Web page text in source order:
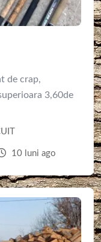
de crap,
3,60de
10 luni ago